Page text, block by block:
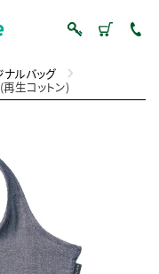
ナルバッグ
生コットン)